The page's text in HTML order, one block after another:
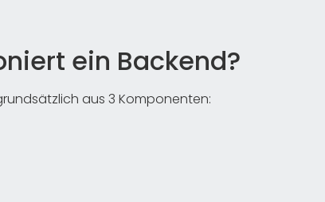
ein Backend?
aus 3 Komponenten: